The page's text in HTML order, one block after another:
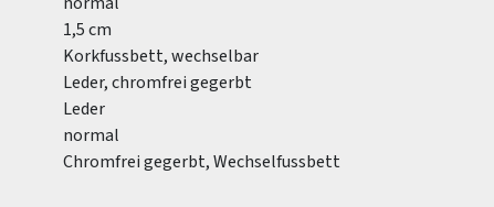
1,5 cm
Korkfussbett, wechselbar
Leder, chromfrei gegerbt
Leder
normal
Chromfrei gegerbt, Wechselfussbett